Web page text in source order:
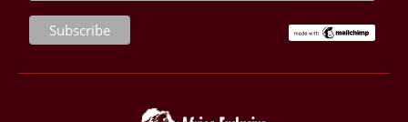
28/03/26 AFRIQUE - MOBILE MONEY
Selon le rapport publié par l’Association mondiale des opérateurs de
par les comptes de mobile money en Afrique au cours de l'année